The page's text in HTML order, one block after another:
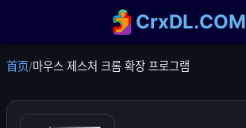
CrxDL.COM
首页/마우스 제스처 크롬 확장 프로그램